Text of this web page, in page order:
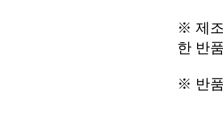
※ 제
한 반
※ 반